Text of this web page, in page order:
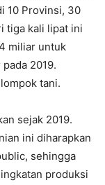
10 Provinsi, 30
tiga kali lipat ini
miliar untuk
2019.
tani.
sejak 2019.
ini diharapkan
sehingga
produksi